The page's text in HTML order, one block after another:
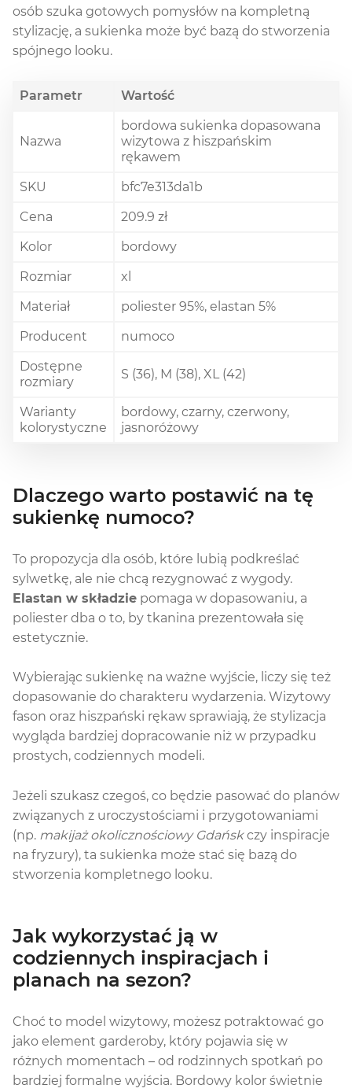
osób szuka gotowych pomysłów na kompletną
stylizację, a sukienka może być bazą do stworzenia
spójnego looku.
Parametr Wartość
Nazwa
bordowa sukienka dopasowana
wizytowa z hiszpańskim
rękawem
SKU
bfc7e313da1b
Cena
209.9 zł
Kolor
bordowy
Rozmiar
xl
Materiał
poliester 95%, elastan 5%
Producent
numoco
Dostępne
rozmiary
S (36), M (38), XL (42)
Warianty
kolorystyczne
bordowy, czarny, czerwony,
jasnoróżowy
Dlaczego warto postawić na tę
sukienkę numoco?
To propozycja dla osób, które lubią podkreślać
sylwetkę, ale nie chcą rezygnować z wygody.
Elastan w składzie pomaga w dopasowaniu, a
poliester dba o to, by tkanina prezentowała się
estetycznie.
Wybierając sukienkę na ważne wyjście, liczy się też
dopasowanie do charakteru wydarzenia. Wizytowy
fason oraz hiszpański rękaw sprawiają, że stylizacja
wygląda bardziej dopracowanie niż w przypadku
prostych, codziennych modeli.
Jeżeli szukasz czegoś, co będzie pasować do planów
związanych z uroczystościami i przygotowaniami
(np. makijaż okolicznościowy Gdańskczy inspiracje
na fryzury), ta sukienka może stać się bazą do
stworzenia kompletnego looku.
Jak wykorzystać ją w
codziennych inspiracjach i
planach na sezon?
Choć to model wizytowy, możesz potraktować go
jako element garderoby, który pojawia się w
różnych momentach – od rodzinnych spotkań po
bardziej formalne wyjścia. Bordowy kolor świetnie